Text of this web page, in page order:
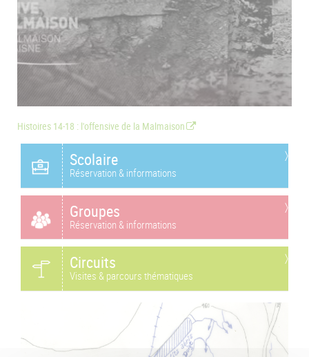
Histoires 14-18 : l'offensive de la Malmaison
Scolaire
Réservation & informations
Groupes
Réservation & informations
Circuits
Visites & parcours thématiques